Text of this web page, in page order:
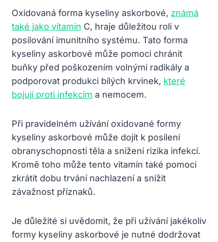
Oxidovaná forma kyseliny askorbové, známá
také jako vitamín C, hraje důležitou roli v
posilování imunitního systému. Tato forma
kyseliny askorbové může pomoci chránit
buňky před poškozením volnými radikály a
podporovat produkci bílých krvinek, které
bojují proti infekcím a nemocem.
Při pravidelném užívání oxidované formy
kyseliny askorbové může dojít k posílení
obranyschopnosti těla a snížení rizika infekcí.
Kromě toho může tento vitamín také pomoci
zkrátit dobu trvání nachlazení a snížit
závažnost příznaků.
Je důležité si uvědomit, že při užívání jakékoliv
formy kyseliny askorbové je nutné dodržovat